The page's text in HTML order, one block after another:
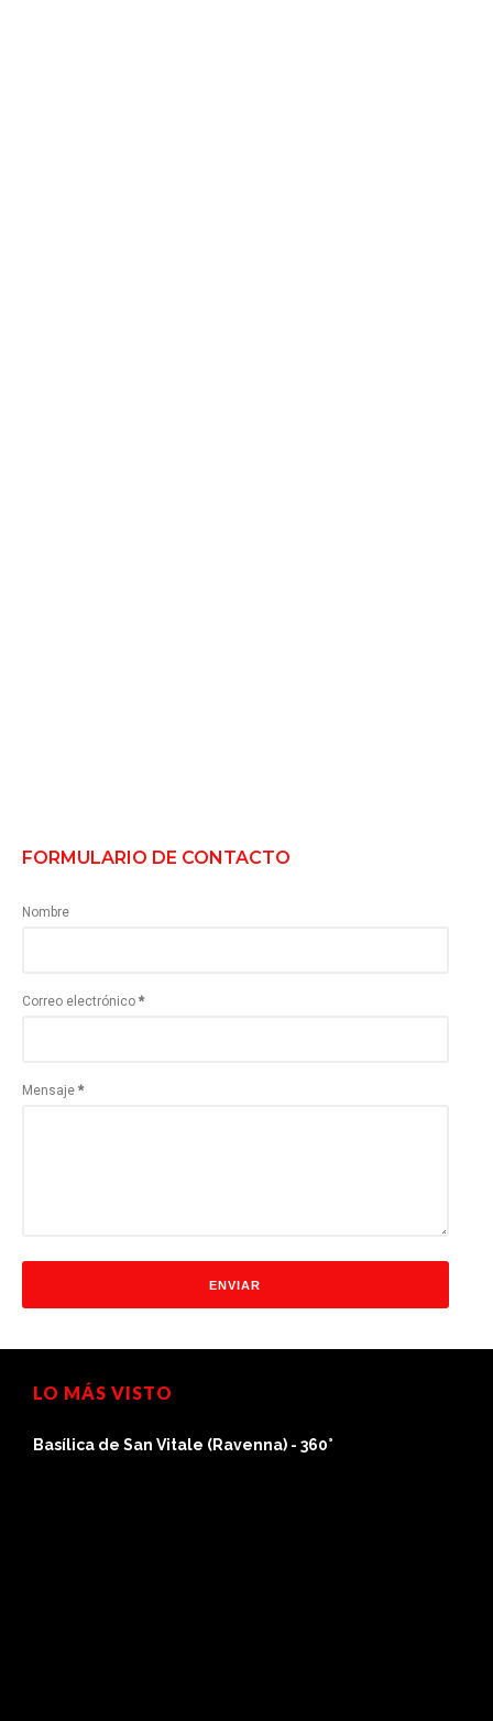
FORMULARIO DE CONTACTO
Nombre
Correo electrónico *
Mensaje *
LO MÁS VISTO
Basílica de San Vitale (Ravenna) - 360°